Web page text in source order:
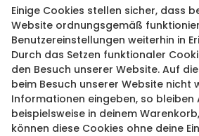
Einige Cookies stellen sicher, dass
Website ordnungsgemäß
Benutzereinstellungen weiterhin in
Durch das Setzen funktionaler
den Besuch unserer Website. Auf
beim Besuch unserer Website nicht
Informationen eingeben, so bleiben
beispielsweise in deinem
können diese Cookies ohne deine